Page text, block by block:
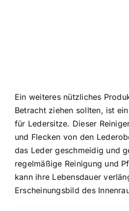
Ein weiteres nützliches
Betracht ziehen sollten, ist
für Ledersitze. Dieser
und Flecken von den
das Leder geschmeidig und
regelmäßige Reinigung und
kann ihre Lebensdauer
Erscheinungsbild des